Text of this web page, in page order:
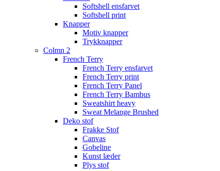
Softshell ensfarvet
Softshell print
Knapper
Motiv knapper
Trykknapper
Colmn 2
French Terry
French Terry ensfarvet
French Terry print
French Terry Panel
French Terry Bambus
Sweatshirt heavy
Sweat Melange Brushed
Deko stof
Frakke Stof
Canvas
Gobeline
Kunst læder
Plys stof